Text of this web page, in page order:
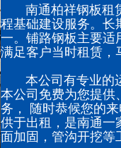
南通柏祥钢板租赁
程基础建设服务。长
一。铺路钢板主要适
满足客户当时租赁，
本公司有专业的运
本公司免费为您提供
务， 随时恭候您的
供于出租，是南通一
面加固，管沟开挖等